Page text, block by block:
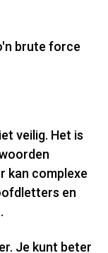
brute force
veilig. Het is
kan complexe
en
Je kunt beter